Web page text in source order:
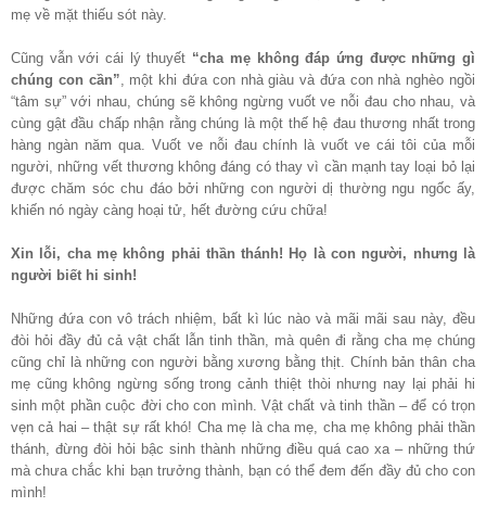
mẹ về mặt thiếu sót này.
Cũng vẫn với cái lý thuyết “cha mẹ không đáp ứng được những gì
chúng con cần”, một khi đứa con nhà giàu và đứa con nhà nghèo ngồi
“tâm sự” với nhau, chúng sẽ không ngừng vuốt ve nỗi đau cho nhau, và
cùng gật đầu chấp nhận rằng chúng là một thế hệ đau thương nhất trong
hàng ngàn năm qua. Vuốt ve nỗi đau chính là vuốt ve cái tôi của mỗi
người, những vết thương không đáng có thay vì cần mạnh tay loại bỏ lại
được chăm sóc chu đáo bởi những con người dị thường ngu ngốc ấy,
khiến nó ngày càng hoại tử, hết đường cứu chữa!
Xin lỗi, cha mẹ không phải thần thánh! Họ là con người, nhưng là
người biết hi sinh!
Những đứa con vô trách nhiệm, bất kì lúc nào và mãi mãi sau này, đều
đòi hỏi đầy đủ cả vật chất lẫn tinh thần, mà quên đi rằng cha mẹ chúng
cũng chỉ là những con người bằng xương bằng thịt. Chính bản thân cha
mẹ cũng không ngừng sống trong cảnh thiệt thòi nhưng nay lại phải hi
sinh một phần cuộc đời cho con mình. Vật chất và tinh thần – để có trọn
vẹn cả hai – thật sự rất khó! Cha mẹ là cha mẹ, cha mẹ không phải thần
thánh, đừng đòi hỏi bậc sinh thành những điều quá cao xa – những thứ
mà chưa chắc khi bạn trưởng thành, bạn có thể đem đến đầy đủ cho con
mình!